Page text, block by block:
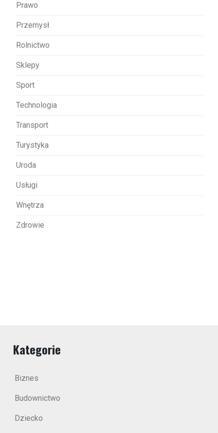
Prawo
Przemysł
Rolnictwo
Sklepy
Sport
Technologia
Transport
Turystyka
Uroda
Usługi
Wnętrza
Zdrowie
Kategorie
Biznes
Budownictwo
Dziecko